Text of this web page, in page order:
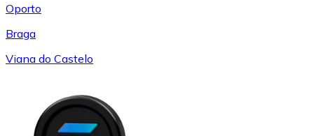
Oporto
Braga
Viana do Castelo